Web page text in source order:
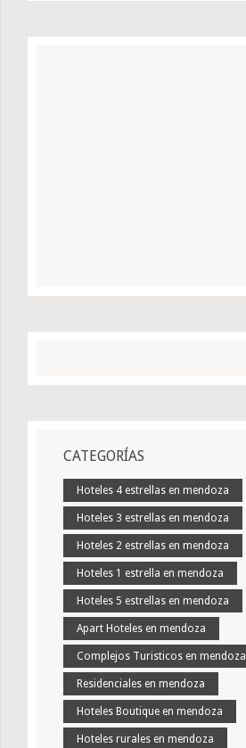
CATEGORÍAS
Hoteles 4 estrellas en mendoza
Hoteles 3 estrellas en mendoza
Hoteles 2 estrellas en mendoza
Hoteles 1 estrella en mendoza
Hoteles 5 estrellas en mendoza
Apart Hoteles en mendoza
Complejos Turisticos en mendoza
Residenciales en mendoza
Hoteles Boutique en mendoza
Hoteles rurales en mendoza